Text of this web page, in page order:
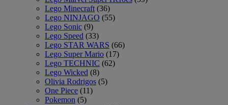
Lego Minecraft (36)
Lego NINJAGO (55)
Lego Sonic (9)
Lego Speed (33)
Lego STAR WARS (66)
Lego Super Mario (17)
Lego TECHNIC (62)
Lego Wicked (8)
Olivia Rodrigos (5)
One Piece (11)
Pokemon (5)